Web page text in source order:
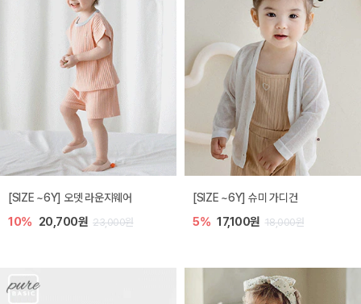
[SIZE ~6Y] 오뎃 라운지웨어
10% 20,700원 23,000원
[SIZE ~6Y] 슈미 가디건
5% 17,100원 18,000원